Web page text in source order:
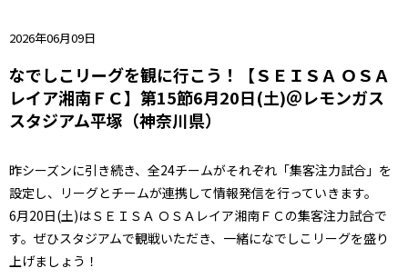
2026年06月09日
なでしこリーグを観に行こう！【ＳＥＩＳＡ ＯＳＡ
レイア湘南ＦＣ】第15節6月20日(土)＠レモンガス
スタジアム平塚（神奈川県）
昨シーズンに引き続き、全24チームがそれぞれ「集客注力試合」を
設定し、リーグとチームが連携して情報発信を行っていきます。
6月20日(土)はＳＥＩＳＡ ＯＳＡレイア湘南ＦＣの集客注力試合で
す。ぜひスタジアムで観戦いただき、一緒になでしこリーグを盛り
上げましょう！